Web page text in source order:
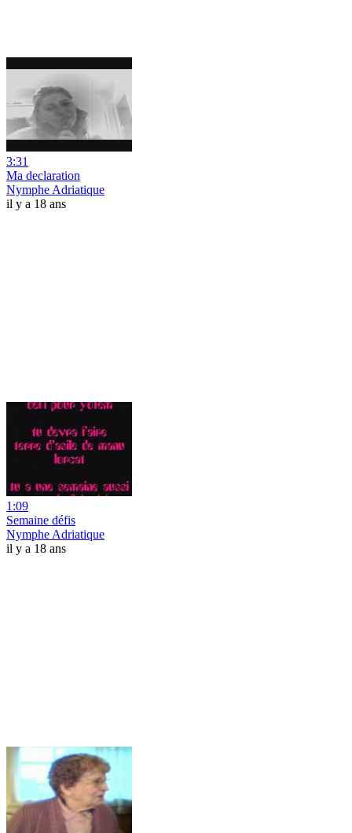
3:31
Ma declaration
Nymphe Adriatique
il y a 18 ans
1:09
Semaine défis
Nymphe Adriatique
il y a 18 ans